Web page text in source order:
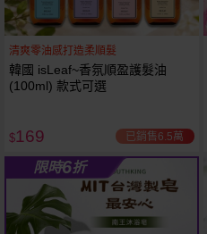
清爽零油感打造柔順髮
韓國 isLeaf~香氛順盈護髮油
(100ml) 款式可選
$169 已銷售6.5萬
限時6折